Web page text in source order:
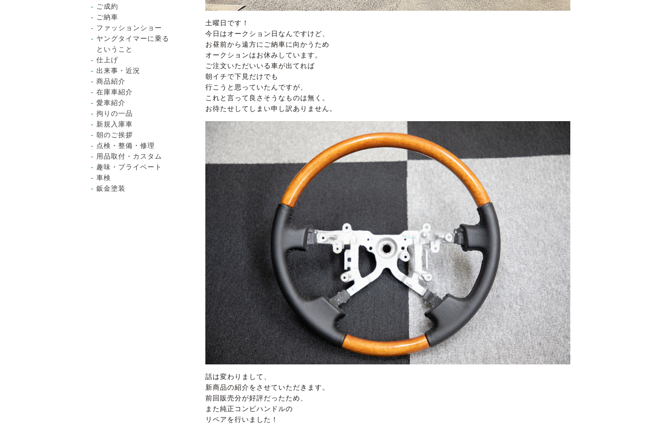
土曜日です！
今日はオークション日なんですけど、
お昼前から遠方にご納車に向かうため
オークションはお休みしています。
ご注文いただいいる車が出てれば
朝イチで下見だけでも
行こうと思っていたんですが、
これと言って良さそうなものは無く。
お待たせしてしまい申し訳ありません。
話は変わりまして、
新商品の紹介をさせていただきます。
前回販売分が好評だったため、
また純正コンビハンドルの
リペアを行いました！
ご成約
ご納車
ファッションショー
ヤングタイマーに乗る
ということ
仕上げ
出来事・近況
商品紹介
在庫車紹介
愛車紹介
拘りの一品
新規入庫車
朝のご挨拶
点検・整備・修理
用品取付・カスタム
趣味・プライベート
車検
鈑金塗装